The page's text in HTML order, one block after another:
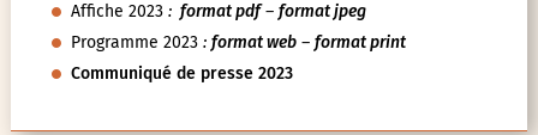
Affiche 2023: format pdf– format jpeg
Programme 2023 : format web– format print
Communiqué de presse 2023